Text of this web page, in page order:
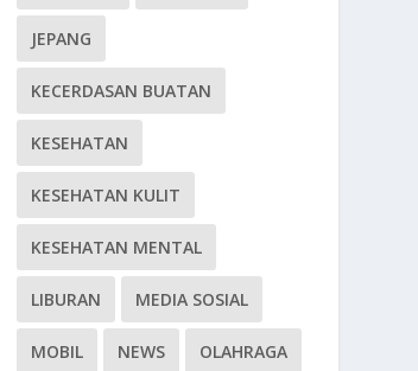
JEPANG
KECERDASAN BUATAN
KESEHATAN
KESEHATAN KULIT
KESEHATAN MENTAL
LIBURAN MEDIA SOSIAL
MOBIL NEWS OLAHRAGA